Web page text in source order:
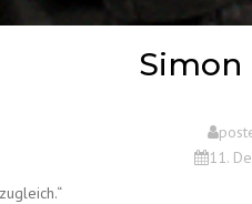
Simon
11.